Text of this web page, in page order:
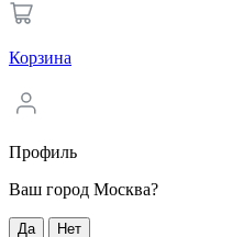
Корзина
Профиль
Ваш город Москва?
Да Нет